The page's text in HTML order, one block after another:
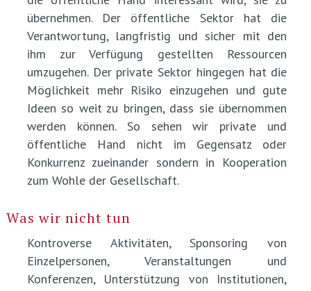
übernehmen. Der öffentliche Sektor hat die
Verantwortung, langfristig und sicher mit den
ihm zur Verfügung gestellten Ressourcen
umzugehen. Der private Sektor hingegen hat die
Möglichkeit mehr Risiko einzugehen und gute
Ideen so weit zu bringen, dass sie übernommen
werden können. So sehen wir private und
öffentliche Hand nicht im Gegensatz oder
Konkurrenz zueinander sondern in Kooperation
zum Wohle der Gesellschaft.
Was wir nicht tun
Kontroverse Aktivitäten, Sponsoring von
Einzelpersonen, Veranstaltungen und
Konferenzen, Unterstützung von Institutionen,